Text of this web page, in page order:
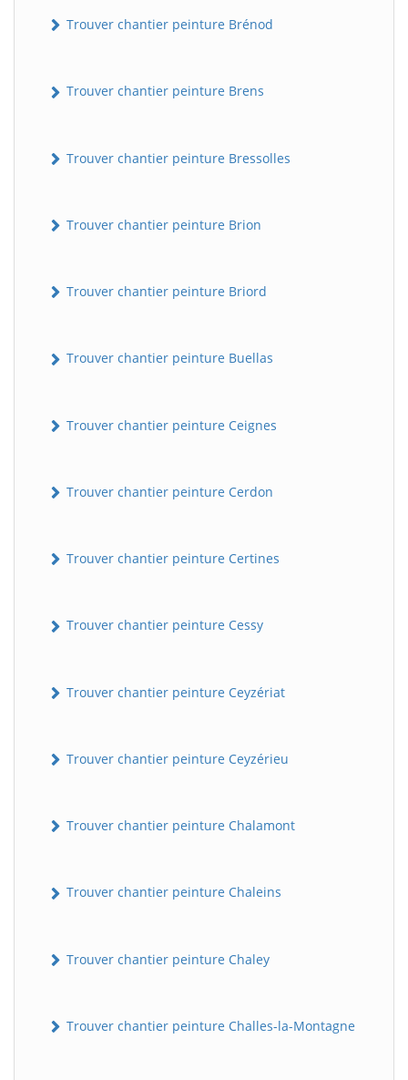
Trouver chantier peinture Brénod
Trouver chantier peinture Brens
Trouver chantier peinture Bressolles
Trouver chantier peinture Brion
Trouver chantier peinture Briord
Trouver chantier peinture Buellas
Trouver chantier peinture Ceignes
Trouver chantier peinture Cerdon
Trouver chantier peinture Certines
Trouver chantier peinture Cessy
Trouver chantier peinture Ceyzériat
Trouver chantier peinture Ceyzérieu
Trouver chantier peinture Chalamont
Trouver chantier peinture Chaleins
Trouver chantier peinture Chaley
Trouver chantier peinture Challes-la-Montagne